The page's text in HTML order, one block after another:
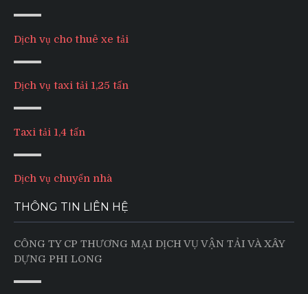
Dịch vụ cho thuê xe tải
Dịch vụ taxi tải 1,25 tấn
Taxi tải 1,4 tấn
Dịch vụ chuyển nhà
THÔNG TIN LIÊN HỆ
CÔNG TY CP THƯƠNG MẠI DỊCH VỤ VẬN TẢI VÀ XÂY
DỰNG PHI LONG